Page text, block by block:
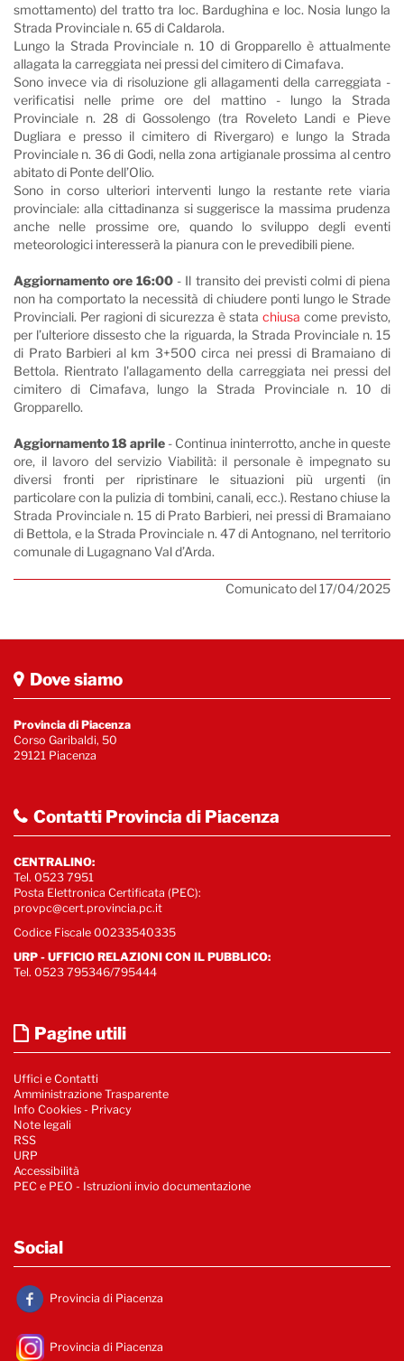
smottamento) del tratto tra loc. Bardughina e loc. Nosia lungo la
Strada Provinciale n. 65 di Caldarola.
Lungo la Strada Provinciale n. 10 di Gropparello è attualmente
allagata la carreggiata nei pressi del cimitero di Cimafava.
Sono invece via di risoluzione gli allagamenti della carreggiata -
verificatisi nelle prime ore del mattino - lungo la Strada
Provinciale n. 28 di Gossolengo (tra Roveleto Landi e Pieve
Dugliara e presso il cimitero di Rivergaro) e lungo la Strada
Provinciale n. 36 di Godi, nella zona artigianale prossima al centro
abitato di Ponte dell’Olio.
Sono in corso ulteriori interventi lungo la restante rete viaria
provinciale: alla cittadinanza si suggerisce la massima prudenza
anche nelle prossime ore, quando lo sviluppo degli eventi
meteorologici interesserà la pianura con le prevedibili piene.
Aggiornamento ore 16:00 - Il transito dei previsti colmi di piena
non ha comportato la necessità di chiudere ponti lungo le Strade
Provinciali. Per ragioni di sicurezza è stata chiusa come previsto,
per l’ulteriore dissesto che la riguarda, la Strada Provinciale n. 15
di Prato Barbieri al km 3+500 circa nei pressi di Bramaiano di
Bettola. Rientrato l'allagamento della carreggiata nei pressi del
cimitero di Cimafava, lungo la Strada Provincialen. 10 di
Gropparello.
Aggiornamento 18 aprile - Continua ininterrotto, anche in queste
ore, il lavoro del servizio Viabilità: il personale è impegnato su
diversi fronti per ripristinare le situazioni più urgenti (in
particolare con la pulizia di tombini, canali, ecc.). Restano chiuse la
Strada Provinciale n. 15 di Prato Barbieri, nei pressi di Bramaiano
di Bettola, e laStrada Provinciale n. 47 di Antognano, nel territorio
comunale di Lugagnano Val d’Arda.
Comunicato del 17/04/2025
Dove siamo
Provincia di Piacenza
Corso Garibaldi, 50
29121 Piacenza
Contatti Provincia di Piacenza
CENTRALINO:
Tel. 0523 7951
Posta Elettronica Certificata (PEC):
provpc@cert.provincia.pc.it
Codice Fiscale 00233540335
URP - UFFICIO RELAZIONI CON IL PUBBLICO:
Tel. 0523 795346/795444
Pagine utili
Uffici e Contatti
Amministrazione Trasparente
Info Cookies - Privacy
Note legali
RSS
URP
Accessibilità
PEC e PEO - Istruzioni invio documentazione
Social
Provincia di Piacenza
Provincia di Piacenza